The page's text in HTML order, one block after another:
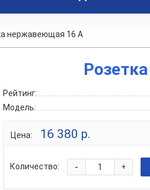
нержавеющая 16 А
Рейтинг:
Модель:
Цена: 16 380 р.
Количество: +
-